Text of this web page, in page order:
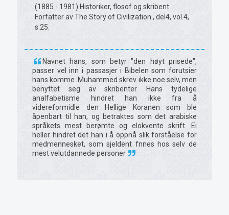
(1885 - 1981) Historiker, flosof og skribent.
Forfatter av The Story of Civilization., del4, vol.4,
s.25.
Navnet hans, som betyr "den høyt prisede",
passer vel inn i passasjer i Bibelen som forutsier
hans komme. Muhammed skrev ikke noe selv, men
benyttet seg av skribenter. Hans tydelige
analfabetisme hindret han ikke fra å
videreformidle den Hellige Koranen som ble
åpenbart til han, og betraktes som det arabiske
språkets mest berømte og elokvente skrift. Ei
heller hindret det han i å oppnå slik forståelse for
medmennesket, som sjeldent fnnes hos selv de
mest velutdannede personer